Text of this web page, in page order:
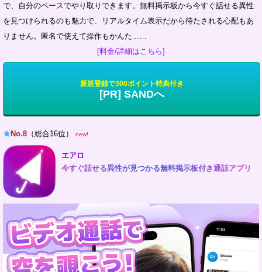
で、自分のペースでやり取りできます。無料掲示板から今すぐ話せる異性
を見つけられるのも魅力で、リアルタイム表示だから待たされる心配もあ
りません。匿名で使えて操作もかんた...…
[料金/詳細はこちら]
新規登録で300ポイント特典付き
[PR] SANDへ
★No.8 （総合16位） new!
エアロ
今すぐ話せる異性が見つかる無料掲示板付き通話アプリ